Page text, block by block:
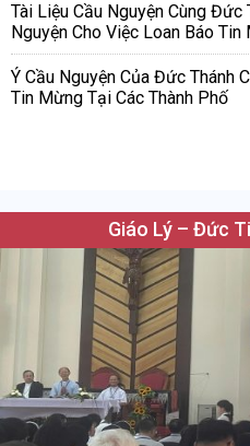
Tài Liệu Cầu Nguyện Cùng Đức
Nguyện Cho Việc Loan Báo
Ý Cầu Nguyện Của Đức Thánh
Tin Mừng Tại Các Thành Phố
Giáo Lý – Đức